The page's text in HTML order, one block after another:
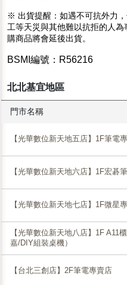
※ 出貨提醒：如遇不可抗外力
工等天災與其他難以抗拒的人
購商品將會延後出貨。
BSMI編號：R56216
北北基宜地區
門市名稱
【光華數位新天地五店】1F筆電
【光華數位新天地六店】1F宏碁
【光華數位新天地七店】1F微星
【光華數位新天地八店】1F A11
嘉/DIY組裝桌機）
【台北三創店】2F筆電專賣店